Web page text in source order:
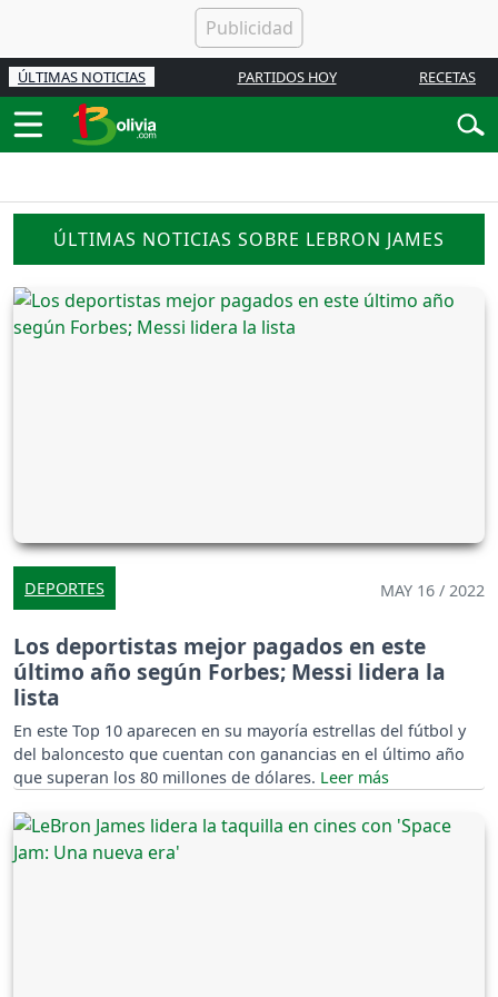
ÚLTIMAS NOTICIAS PARTIDOS HOY RECETAS
ÚLTIMAS NOTICIAS SOBRE LEBRON JAMES
DEPORTES MAY 16 / 2022
Los deportistas mejor pagados en este
último año según Forbes; Messi lidera la
lista
En este Top 10 aparecen en su mayoría estrellas del fútbol y
del baloncesto que cuentan con ganancias en el último año
que superan los 80 millones de dólares.